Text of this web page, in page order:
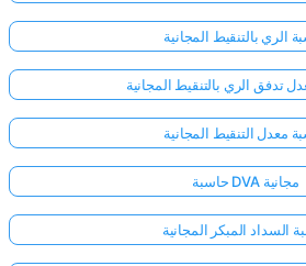
الري بالتنقيط المجانية
تدفق الري بالتنقيط المجانية
معدل التنقيط المجانية
حاسبة DVA مجانية
السداد المبكر المجانية